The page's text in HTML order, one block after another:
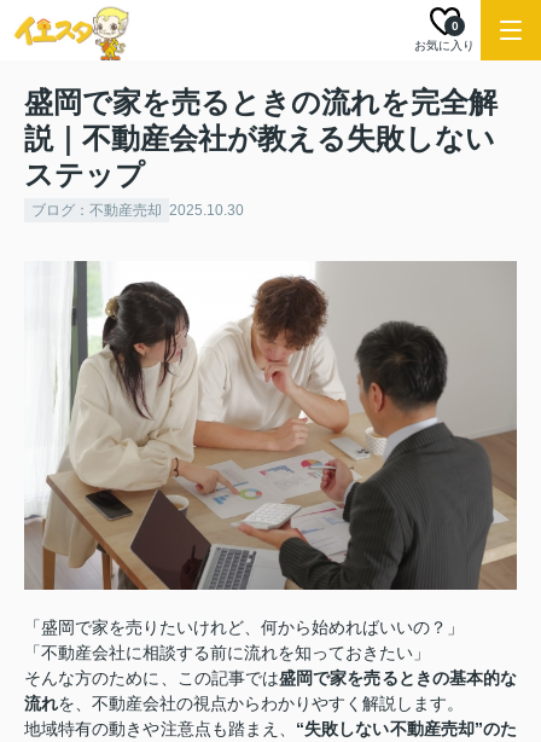
お気に入り
0
盛岡で家を売るときの流れを完全解
説｜不動産会社が教える失敗しない
ステップ
ブログ：不動産売却 2025.10.30
「盛岡で家を売りたいけれど、何から始めればいいの？」
「不動産会社に相談する前に流れを知っておきたい」
そんな方のために、この記事では盛岡で家を売るときの基本的な
流れを、不動産会社の視点からわかりやすく解説します。
地域特有の動きや注意点も踏まえ、 “失敗しない不動産売却”のた